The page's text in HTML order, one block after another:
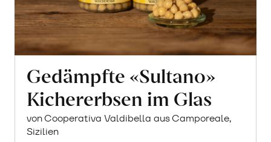
Gedämpfte «Sultano»
Kichererbsen im Glas
von Cooperativa Valdibella aus Camporeale,
Sizilien